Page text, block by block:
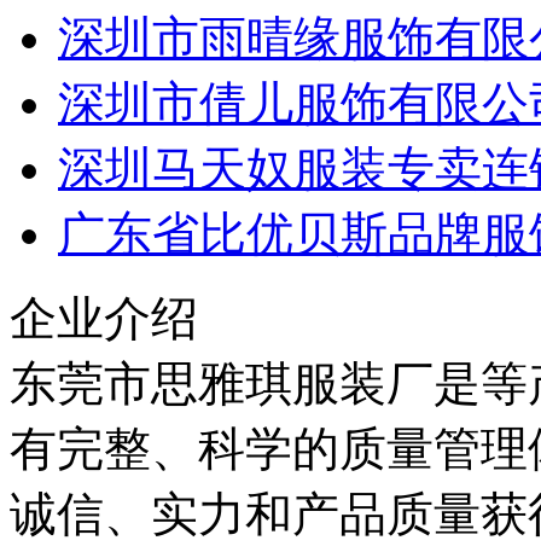
深圳市雨晴缘服饰有限
深圳市倩儿服饰有限公
深圳马天奴服装专卖
广东省比优贝斯品牌
企业介绍
东莞市思雅琪服装厂是
有完整、科学的质量管
诚信、实力和产品质量